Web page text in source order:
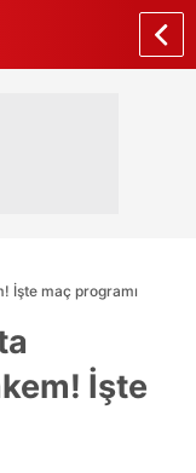
İşte maç programı
İşte